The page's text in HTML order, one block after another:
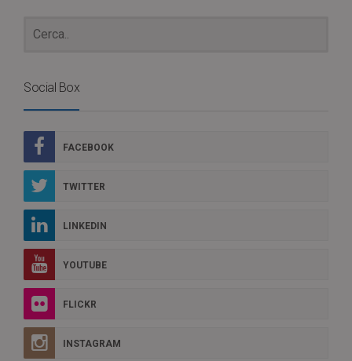
Social Box
FACEBOOK
TWITTER
LINKEDIN
YOUTUBE
FLICKR
INSTAGRAM